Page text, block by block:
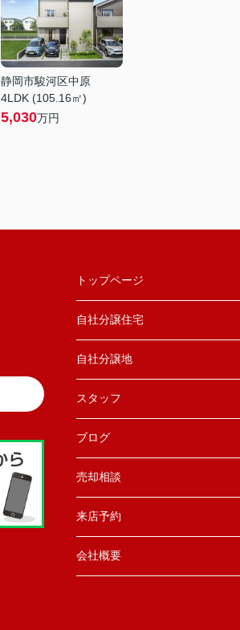
静岡市駿河区中原
4LDK (105.16㎡)
5,030万円
トップページ
自社分譲住宅
自社分譲地
スタッフ
ブログ
売却相談
来店予約
会社概要